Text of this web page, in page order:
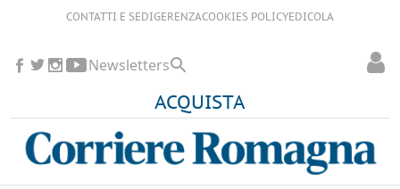
CONTATTI E SEDIGERENZACOOKIES POLICYEDICOLA
ACQUISTA
Newsletters